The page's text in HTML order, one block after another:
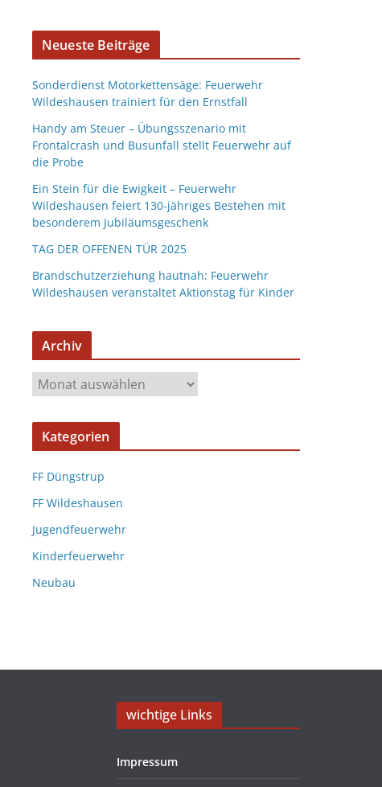
Neueste Beiträge
Sonderdienst Motorkettensäge: Feuerwehr
Wildeshausen trainiert für den Ernstfall
Handy am Steuer – Übungsszenario mit
Frontalcrash und Busunfall stellt Feuerwehr auf
die Probe
Ein Stein für die Ewigkeit – Feuerwehr
Wildeshausen feiert 130-jähriges Bestehen mit
besonderem Jubiläumsgeschenk
TAG DER OFFENEN TÜR 2025
Brandschutzerziehung hautnah: Feuerwehr
Wildeshausen veranstaltet Aktionstag für Kinder
Archiv
Kategorien
FF Düngstrup
FF Wildeshausen
Jugendfeuerwehr
Kinderfeuerwehr
Neubau
wichtige Links
Impressum